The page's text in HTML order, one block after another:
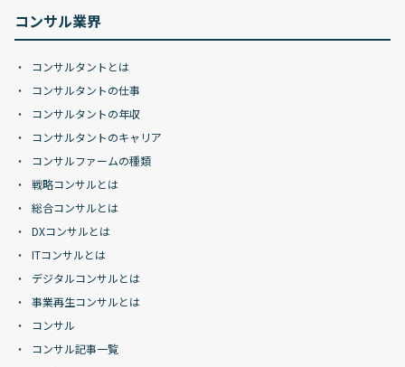
コンサル業界
コンサルタントとは
コンサルタントの仕事
コンサルタントの年収
コンサルタントのキャリア
コンサルファームの種類
戦略コンサルとは
総合コンサルとは
DXコンサルとは
ITコンサルとは
デジタルコンサルとは
事業再生コンサルとは
コンサル
コンサル記事一覧